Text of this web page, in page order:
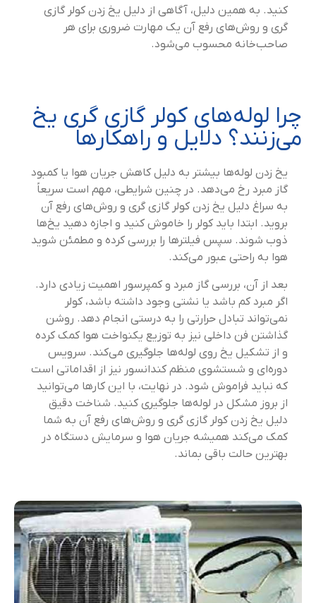
کنید. به همین دلیل، آگاهی از دلیل یخ زدن کولر گازی
گری و روش‌های رفع آن یک مهارت ضروری برای هر
صاحب‌خانه محسوب می‌شود.
چرا لوله‌های کولر گازی گری یخ
می‌زنند؟ دلایل و راهکارها
یخ زدن لوله‌ها بیشتر به دلیل کاهش جریان هوا یا کمبود
گاز مبرد رخ می‌دهد. در چنین شرایطی، مهم است سریعاً
به سراغ دلیل یخ زدن کولر گازی گری و روش‌های رفع آن
بروید. ابتدا باید کولر را خاموش کنید و اجازه دهید یخ‌ها
ذوب شوند. سپس فیلترها را بررسی کرده و مطمئن شوید
هوا به راحتی عبور می‌کند.
بعد از آن، بررسی گاز مبرد و کمپرسور اهمیت زیادی دارد.
اگر مبرد کم باشد یا نشتی وجود داشته باشد، کولر
نمی‌تواند تبادل حرارتی را به درستی انجام دهد. روشن
گذاشتن فن داخلی نیز به توزیع یکنواخت هوا کمک کرده
و از تشکیل یخ روی لوله‌ها جلوگیری می‌کند. سرویس
دوره‌ای و شستشوی منظم کندانسور نیز از اقداماتی است
که نباید فراموش شود. در نهایت، با این کارها می‌توانید
از بروز مشکل در لوله‌ها جلوگیری کنید. شناخت دقیق
دلیل یخ زدن کولر گازی گری و روش‌های رفع آن به شما
کمک می‌کند همیشه جریان هوا و سرمایش دستگاه در
بهترین حالت باقی بماند.